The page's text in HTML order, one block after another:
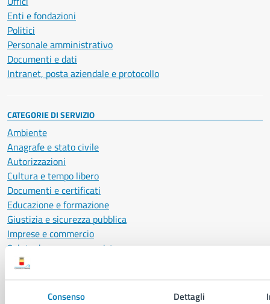
Consenso Dettagli
Enti e fondazioni
Politici
Personale amministrativo
Documenti e dati
Intranet, posta aziendale e protocollo
CATEGORIE DI SERVIZIO
Ambiente
Anagrafe e stato civile
Autorizzazioni
Cultura e tempo libero
Documenti e certificati
Educazione e formazione
Giustizia e sicurezza pubblica
Imprese e commercio
Salute, benessere e assistenza
Servizi Cimiteriali